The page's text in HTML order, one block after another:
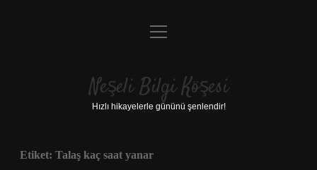
Anasayfa
Yasal Uyarı
menüyü
Neşeli Bilgi Köşesi
Hızlı hikayelerle gününü şenlendir!
Etiket: Talaş kaç saat yanar